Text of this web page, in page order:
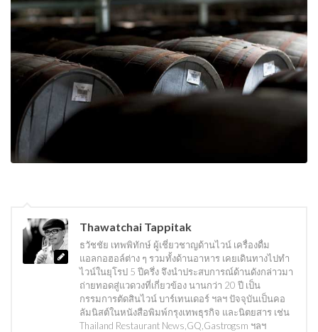
Thawatchai Tappitak
ธวัชชัย เทพพิทักษ์ ผู้เชี่ยวชาญด้านไวน์ เครื่องดื่ม
แอลกอฮอล์ต่าง ๆ รวมทั้งด้านอาหาร เคยเดินทางไปทำ
ไวน์ในยุโรป 5 ปีครึ่ง จึงนำประสบการณ์ด้านดังกล่าวมา
ถ่ายทอดสู่แวดวงที่เกี่ยวข้อง นานกว่า 20 ปี เป็น
กรรมการตัดสินไวน์ บาร์เทนเดอร์ ฯลฯ ปัจจุบันเป็นคอ
ลัมนิสต์ในหนังสือพิมพ์กรุงเทพธุรกิจ และนิตยสาร เช่น
Thailand Restaurant News,GQ,Gastrogsm ฯลฯ